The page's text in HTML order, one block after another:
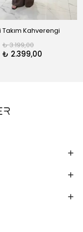
Takım Kahverengi
₺ 3.199,00
₺ 2.399,00